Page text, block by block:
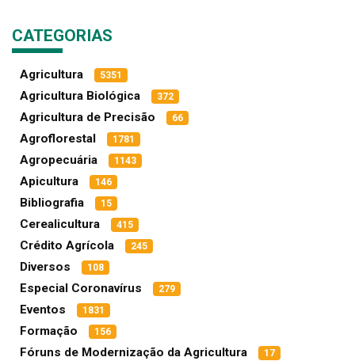
CATEGORIAS
Agricultura 5351
Agricultura Biológica 372
Agricultura de Precisão 66
Agroflorestal 1781
Agropecuária 1143
Apicultura 146
Bibliografia 15
Cerealicultura 415
Crédito Agrícola 245
Diversos 108
Especial Coronavírus 279
Eventos 1831
Formação 156
Fóruns de Modernização da Agricultura 17